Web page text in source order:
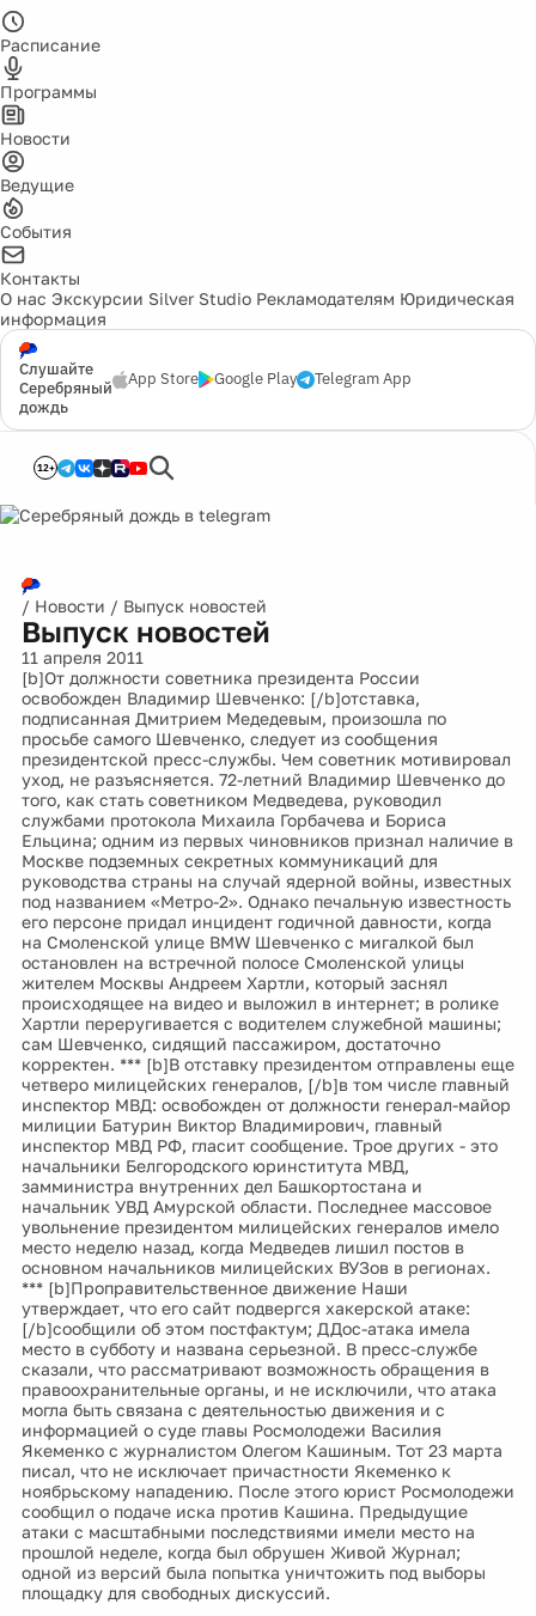
Расписание
Программы
Новости
Ведущие
События
Контакты
О нас Экскурсии Silver Studio Рекламодателям Юридическая
информация
Слушайте
Серебряный
дождь
App Store Google Play Telegram App
12+
/ Новости / Выпуск новостей
Выпуск новостей
11 апреля 2011
[b]От должности советника президента России
освобожден Владимир Шевченко: [/b]отставка,
подписанная Дмитрием Медедевым, произошла по
просьбе самого Шевченко, следует из сообщения
президентской пресс-службы. Чем советник мотивировал
уход, не разъясняется. 72-летний Владимир Шевченко до
того, как стать советником Медведева, руководил
службами протокола Михаила Горбачева и Бориса
Ельцина; одним из первых чиновников признал наличие в
Москве подземных секретных коммуникаций для
руководства страны на случай ядерной войны, известных
под названием «Метро-2». Однако печальную известность
его персоне придал инцидент годичной давности, когда
на Смоленской улице BMW Шевченко с мигалкой был
остановлен на встречной полосе Смоленской улицы
жителем Москвы Андреем Хартли, который заснял
происходящее на видео и выложил в интернет; в ролике
Хартли переругивается с водителем служебной машины;
сам Шевченко, сидящий пассажиром, достаточно
корректен. *** [b]В отставку президентом отправлены еще
четверо милицейских генералов, [/b]в том числе главный
инспектор МВД: освобожден от должности генерал-майор
милиции Батурин Виктор Владимирович, главный
инспектор МВД РФ, гласит сообщение. Трое других - это
начальники Белгородского юринститута МВД,
замминистра внутренних дел Башкортостана и
начальник УВД Амурской области. Последнее массовое
увольнение президентом милицейских генералов имело
место неделю назад, когда Медведев лишил постов в
основном начальников милицейских ВУЗов в регионах.
*** [b]Проправительственное движение Наши
утверждает, что его сайт подвергся хакерской атаке:
[/b]сообщили об этом постфактум; ДДос-атака имела
место в субботу и названа серьезной. В пресс-службе
сказали, что рассматривают возможность обращения в
правоохранительные органы, и не исключили, что атака
могла быть связана с деятельностью движения и с
информацией о суде главы Росмолодежи Василия
Якеменко с журналистом Олегом Кашиным. Тот 23 марта
писал, что не исключает причастности Якеменко к
ноябрьскому нападению. После этого юрист Росмолодежи
сообщил о подаче иска против Кашина. Предыдущие
атаки с масштабными последствиями имели место на
прошлой неделе, когда был обрушен Живой Журнал;
одной из версий была попытка уничтожить под выборы
площадку для свободных дискуссий.